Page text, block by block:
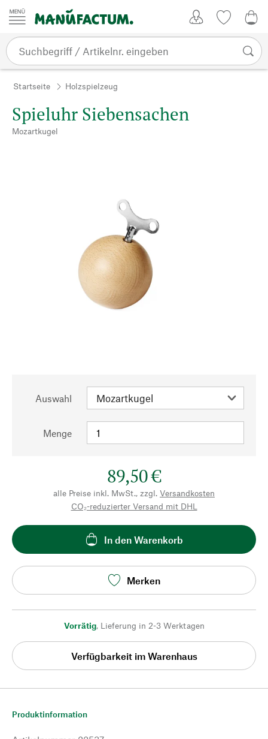
Zum Inhalt springen
Startseite Holzspielzeug
Spieluhr Siebensachen
Mozartkugel
Auswahl
Menge
89,50 €
alle Preise inkl. MwSt., zzgl. Versandkosten
CO₂-reduzierter Versand mit DHL
In den Warenkorb
Merken
Vorrätig, Lieferung in 2-3 Werktagen
Verfügbarkeit im Warenhaus
Produktinformation